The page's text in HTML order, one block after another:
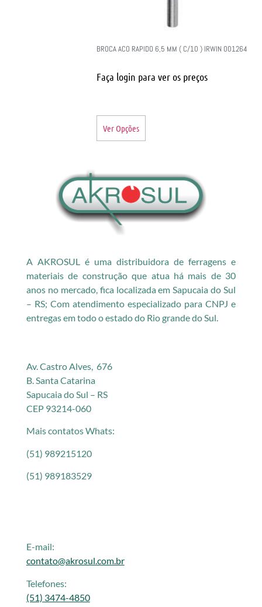
BROCA ACO RAPIDO 6,5 MM ( C/10 ) IRWIN 001264
Faça login para ver os preços
Ver Opções
A AKROSUL é uma distribuidora de ferragens e
materiais de construção que atua há mais de 30
anos no mercado, fica localizada em Sapucaia do Sul
– RS; Com atendimento especializado para CNPJ e
entregas em todo o estado do Rio grande do Sul.
Av. Castro Alves, 676
B. Santa Catarina
Sapucaia do Sul – RS
CEP 93214-060
Mais contatos Whats:
(51) 989215120
(51) 989183529
E-mail:
contato@akrosul.com.br
Telefones:
(51) 3474-4850